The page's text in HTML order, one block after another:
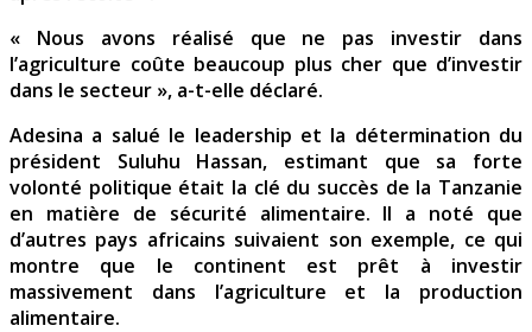
« Nous avons réalisé que ne pas investir dans
l’agriculture coûte beaucoup plus cher que d’investir
dans le secteur », a-t-elle déclaré.
Adesina a salué le leadership et la détermination du
président Suluhu Hassan, estimant que sa forte
volonté politique était la clé du succès de la Tanzanie
en matière de sécurité alimentaire. Il a noté que
d’autres pays africains suivaient son exemple, ce qui
montre que le continent est prêt à investir
massivement dans l’agriculture et la production
alimentaire.